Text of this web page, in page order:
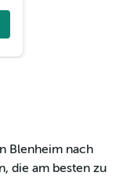
Blenheim nach
die am besten zu